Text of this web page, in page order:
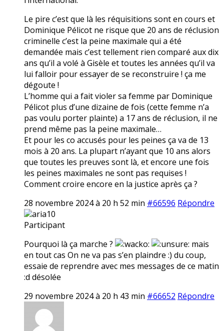
Le pire c’est que là les réquisitions sont en cours et
Dominique Pélicot ne risque que 20 ans de réclusion
criminelle c’est la peine maximale qui a été
demandée mais c’est tellement rien comparé aux dix
ans qu’il a volé à Gisèle et toutes les années qu’il va
lui falloir pour essayer de se reconstruire ! ça me
dégoute !
L’homme qui a fait violer sa femme par Dominique
Pélicot plus d’une dizaine de fois (cette femme n’a
pas voulu porter plainte) a 17 ans de réclusion, il ne
prend même pas la peine maximale…
Et pour les co accusés pour les peines ça va de 13
mois à 20 ans. La plupart n’ayant que 10 ans alors
que toutes les preuves sont là, et encore une fois
les peines maximales ne sont pas requises !
Comment croire encore en la justice après ça ?
28 novembre 2024 à 20 h 52 min #66596 Répondre
aria10
Participant
Pourquoi là ça marche ?
mais
en tout cas On ne va pas s’en plaindre :) du coup,
essaie de reprendre avec mes messages de ce matin
:d désolée
29 novembre 2024 à 20 h 43 min #66652 Répondre